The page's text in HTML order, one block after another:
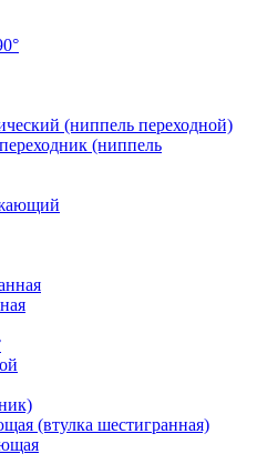
(ниппель переходной)
(ниппель
(втулка шестигранная)